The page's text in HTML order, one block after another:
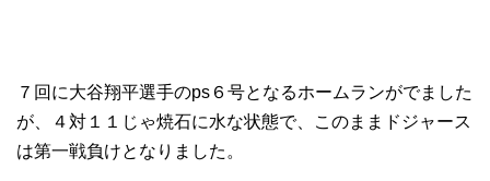
７回に大谷翔平選手のps６号となるホームランがでました
が、４対１１じゃ焼石に水な状態で、このままドジャース
は第一戦負けとなりました。